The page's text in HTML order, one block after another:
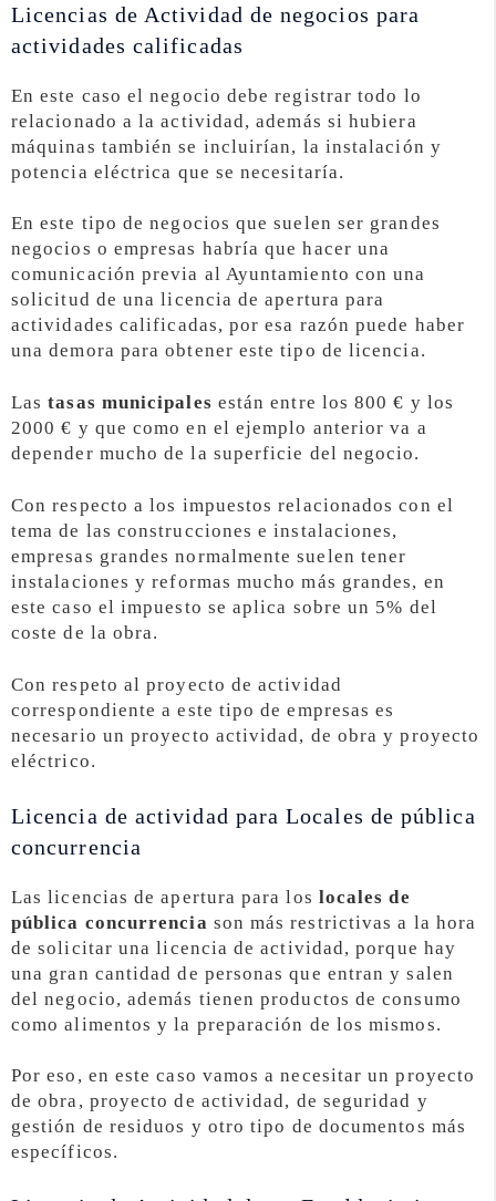
Licencias de Actividad de negocios para
actividades calificadas
En este caso el negocio debe registrar todo lo
relacionado a la actividad, además si hubiera
máquinas también se incluirían, la instalación y
potencia eléctrica que se necesitaría.
En este tipo de negocios que suelen ser grandes
negocios o empresas habría que hacer una
comunicación previa al Ayuntamiento con una
solicitud de una licencia de apertura para
actividades calificadas, por esa razón puede haber
una demora para obtener este tipo de licencia.
Lastasas municipales están entre los 800 € y los
2000 € y que como en el ejemplo anterior va a
depender mucho de la superficie del negocio.
Con respecto a los impuestos relacionados con el
tema de las construcciones e instalaciones,
empresas grandes normalmente suelen tener
instalaciones y reformas mucho más grandes, en
este caso el impuesto se aplica sobre un 5% del
coste de la obra.
Con respeto al proyecto de actividad
correspondiente a este tipo de empresas es
necesario un proyecto actividad, de obra y proyecto
eléctrico.
Licencia de actividad para Locales de pública
concurrencia
Las licencias de apertura para los locales de
pública concurrencia son más restrictivas a la hora
de solicitar una licencia de actividad, porque hay
una gran cantidad de personas que entran y salen
del negocio, además tienen productos de consumo
como alimentos y la preparación de los mismos.
Por eso, en este caso vamos a necesitar un proyecto
de obra, proyecto de actividad, de seguridad y
gestión de residuos y otro tipo de documentos más
específicos.